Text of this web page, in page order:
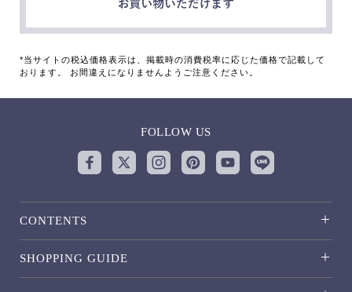
*当サイトの税込価格表示は、掲載時の消費税率に応じた価格で記載して
おります。 お間違えになりませんようご注意ください。
FOLLOW US
CONTENTS
SHOPPING GUIDE